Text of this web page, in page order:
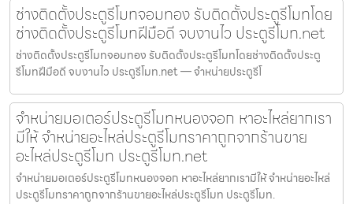
ช่างติดตั้งประตูรีโมทจอมทอง รับติดตั้งประตูรีโมทโดย
ช่างติดตั้งประตูรีโมทฝีมือดี จบงานไว ประตูรีโมท.net
ช่างติดตั้งประตูรีโมทจอมทอง รับติดตั้งประตูรีโมทโดยช่างติดตั้งประตู
รีโมทฝีมือดี จบงานไว ประตูรีโมท.net — จำหน่ายประตูรีโ
จำหน่ายมอเตอร์ประตูรีโมทหนองจอก หาอะไหล่ยากเรา
มีให้ จำหน่ายอะไหล่ประตูรีโมทราคาถูกจากร้านขาย
อะไหล่ประตูรีโมท ประตูรีโมท.net
จำหน่ายมอเตอร์ประตูรีโมทหนองจอก หาอะไหล่ยากเรามีให้ จำหน่ายอะไหล่
ประตูรีโมทราคาถูกจากร้านขายอะไหล่ประตูรีโมท ประตูรีโมท.